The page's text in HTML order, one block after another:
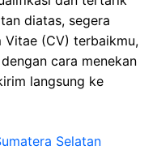
diatas, segera
Vitae (CV) terbaikmu,
cara menekan
langsung ke
Selatan